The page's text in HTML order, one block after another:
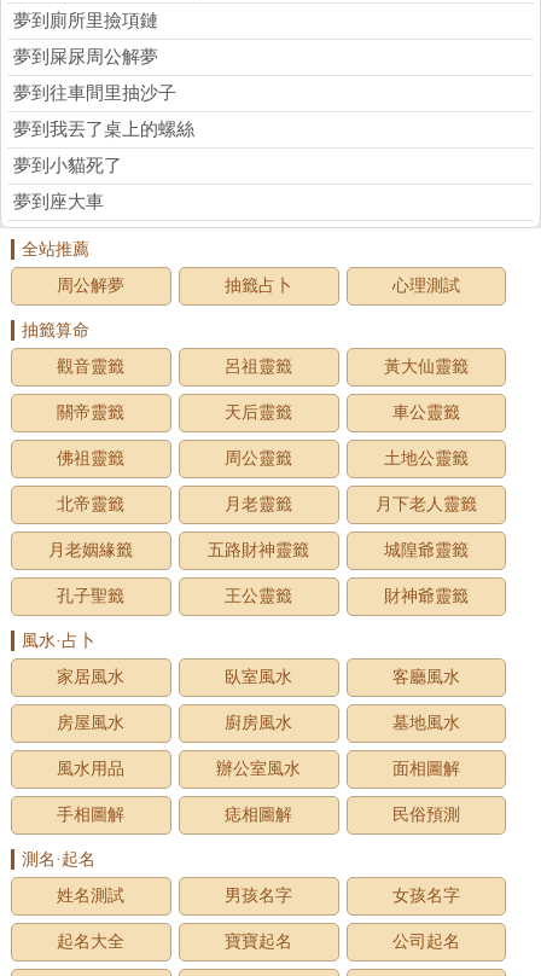
夢到廁所里撿項鏈
夢到屎尿周公解夢
夢到往車間里抽沙子
夢到我丟了桌上的螺絲
夢到小貓死了
夢到座大車
全站推薦
周公解夢
抽籤占卜 心理測試
抽籤算命
觀音靈籤
呂祖靈籤 黃大仙靈籤
關帝靈籤 天后靈籤 車公靈籤
佛祖靈籤 周公靈籤 土地公靈籤
北帝靈籤 月老靈籤 月下老人靈籤
月老姻緣籤 五路財神靈籤 城隍爺靈籤
孔子聖籤 王公靈籤 財神爺靈籤
風水·占卜
家居風水
臥室風水 客廳風水
房屋風水 廚房風水 墓地風水
風水用品 辦公室風水 面相圖解
手相圖解 痣相圖解 民俗預測
測名·起名
姓名測試
男孩名字 女孩名字
起名大全 寶寶起名 公司起名